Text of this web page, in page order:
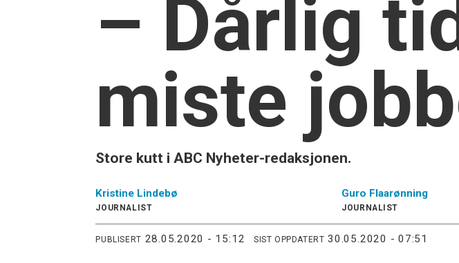
– Dårlig
miste
Store kutt i ABC Nyheter-redaksjonen.
Kristine Lindebø
JOURNALIST
Guro Flaarønning
JOURNALIST
PUBLISERT 28.05.2020 - 15:12 SIST OPPDATERT 30.05.2020 - 07:51